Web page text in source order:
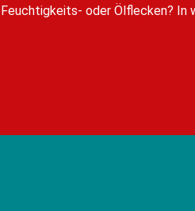
Feuchtigkeits- oder Ölflecken? In